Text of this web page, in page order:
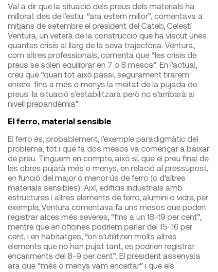
Val a dir que la situació dels preus dels materials ha
millorat des de l’estiu: “ara estem millor”, comentava a
mitjans de setembre el president del Cateb, Celestí
Ventura, un veterà de la construcció que ha viscut unes
quantes crisis al llarg de la seva trajectòria. Ventura,
com altres professionals, comenta que “les crisis de
preus se solen equilibrar en 7 o 8 mesos”. En l’actual,
creu que “quan tot això passi, segurament tirarem
enrere fins a més o menys la meitat de la pujada de
preus: la situació s’estabilitzarà però no s’arribarà al
nivell prepandèmia”.
El ferro, material sensible
El ferro és, probablement, l’exemple paradigmàtic del
problema, tot i que fa dos mesos va començar a baixar
de preu. Tinguem en compte, això sí, que el preu final de
les obres pujarà més o menys, en relació al pressupost,
en funció del major o menor ús de ferro (o d’altres
materials sensibles). Així, edificis industrials amb
estructures i altres elements de ferro, alumini o vidre, per
exemple, Ventura comentava fa uns mesos que poden
registrar alces més severes, “fins a un 18-19 per cent”,
mentre que en oficines podríem parlar del 15-16 per
cent, i en habitatges, “on s’utilitzen molts altres
elements que no han pujat tant, es podrien registrar
encariments del 8-9 per cent”. El president assenyala
ara que “més o menys vam encertar” i que els